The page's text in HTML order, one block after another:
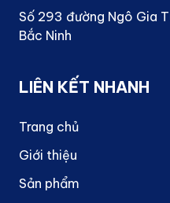
Số 293 đường Ngô Gia
Bắc Ninh
LIÊN KẾT NHANH
Trang chủ
Giới thiệu
Sản phẩm